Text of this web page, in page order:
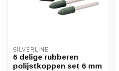
SILVERLINE
6 delige rubberen
polijstkoppen set 6 mm